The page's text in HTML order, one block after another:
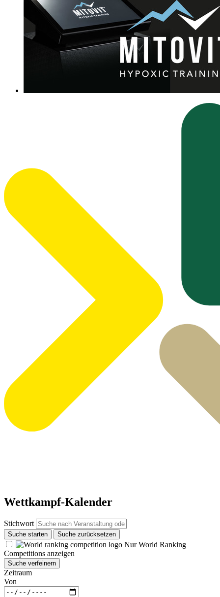
Wettkampf-Kalender
Stichwort
Suche starten Suche zurücksetzen
Nur World Ranking
Competitions anzeigen
Suche verfeinern
Zeitraum
Von